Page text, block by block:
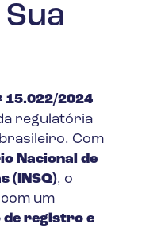
15.022/2024
regulatória
Com
Nacional de
(INSQ), o
um
registro e